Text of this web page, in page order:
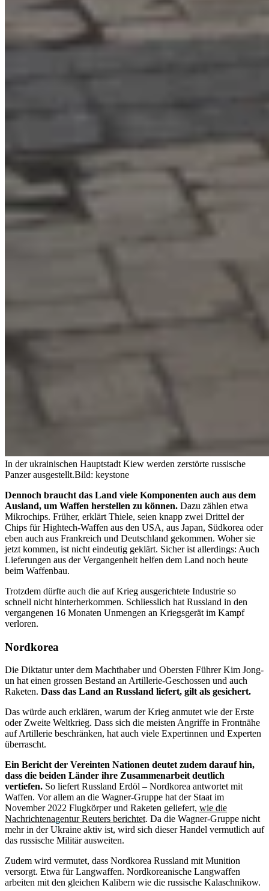
In der ukrainischen Hauptstadt Kiew werden zerstörte russische
Panzer ausgestellt.Bild: keystone
Dennoch braucht das Land viele Komponenten auch aus dem
Ausland, um Waffen herstellen zu können. Dazu zählen etwa
Mikrochips. Früher, erklärt Thiele, seien knapp zwei Drittel der
Chips für Hightech-Waffen aus den USA, aus Japan, Südkorea oder
eben auch aus Frankreich und Deutschland gekommen. Woher sie
jetzt kommen, ist nicht eindeutig geklärt. Sicher ist allerdings: Auch
Lieferungen aus der Vergangenheit helfen dem Land noch heute
beim Waffenbau.
Trotzdem dürfte auch die auf Krieg ausgerichtete Industrie so
schnell nicht hinterherkommen. Schliesslich hat Russland in den
vergangenen 16 Monaten Unmengen an Kriegsgerät im Kampf
verloren.
Nordkorea
Die Diktatur unter dem Machthaber und Obersten Führer Kim Jong-
un hat einen grossen Bestand an Artillerie-Geschossen und auch
Raketen. Dass das Land an Russland liefert, gilt als gesichert.
Das würde auch erklären, warum der Krieg anmutet wie der Erste
oder Zweite Weltkrieg. Dass sich die meisten Angriffe in Frontnähe
auf Artillerie beschränken, hat auch viele Expertinnen und Experten
überrascht.
Ein Bericht der Vereinten Nationen deutet zudem darauf hin,
dass die beiden Länder ihre Zusammenarbeit deutlich
vertiefen. So liefert Russland Erdöl – Nordkorea antwortet mit
Waffen. Vor allem an die Wagner-Gruppe hat der Staat im
November 2022 Flugkörper und Raketen geliefert, wie die
Nachrichtenagentur Reuters berichtet. Da die Wagner-Gruppe nicht
mehr in der Ukraine aktiv ist, wird sich dieser Handel vermutlich auf
das russische Militär ausweiten.
Zudem wird vermutet, dass Nordkorea Russland mit Munition
versorgt. Etwa für Langwaffen. Nordkoreanische Langwaffen
arbeiten mit den gleichen Kalibern wie die russische Kalaschnikow.